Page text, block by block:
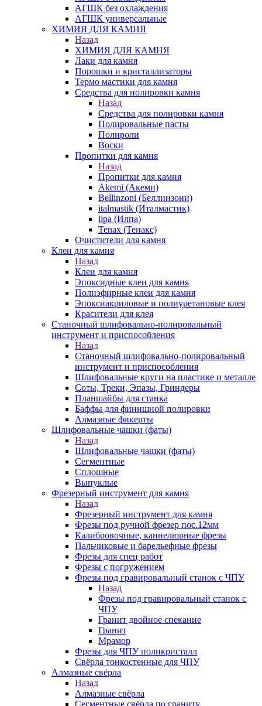
АГШК без охлаждения
АГШК универсальные
ХИМИЯ ДЛЯ КАМНЯ
Назад
ХИМИЯ ДЛЯ КАМНЯ
Лаки для камня
Порошки и кристаллизаторы
Термо мастики для камня
Средства для полировки камня
Назад
Средства для полировки камня
Полировальные пасты
Полироли
Воски
Пропитки для камня
Назад
Пропитки для камня
Akemi (Акеми)
Bellinzoni (Беллинзони)
italmastik (Италмастик)
ilpa (Илпа)
Tenax (Тенакс)
Очистители для камня
Клеи для камня
Назад
Клеи для камня
Эпоксидные клеи для камня
Полиэфирные клеи для камня
Эпоксиакриловые и полиуретановые клея
Красители для клея
Станочный шлифовально-полировальный
инструмент и приспособления
Назад
Станочный шлифовально-полировальный
инструмент и приспособления
Шлифовальные круги на пластике и металле
Соты, Треки, Эпазы, Гриндеры
Планшайбы для станка
Баффы для финишной полировки
Алмазные фикерты
Шлифовальные чашки (фаты)
Назад
Шлифовальные чашки (фаты)
Сегментные
Сплошные
Выпуклые
Фрезерный инструмент для камня
Назад
Фрезерный инструмент для камня
Фрезы под ручной фрезер пос.12мм
Калибровочные, каннелюрные фрезы
Пальчиковые и барельефные фрезы
Фрезы для спец работ
Фрезы с погружением
Фрезы под гравировальный станок с ЧПУ
Назад
Фрезы под гравировальный станок с
ЧПУ
Гранит двойное спекание
Гранит
Мрамор
Фрезы для ЧПУ поликристалл
Свёрла тонкостенные для ЧПУ
Алмазные свёрла
Назад
Алмазные свёрла
Сегментные свёрла по граниту